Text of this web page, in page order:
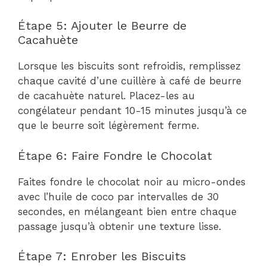
Étape 5: Ajouter le Beurre de
Cacahuète
Lorsque les biscuits sont refroidis, remplissez
chaque cavité d’une cuillère à café de beurre
de cacahuète naturel. Placez-les au
congélateur pendant 10-15 minutes jusqu’à ce
que le beurre soit légèrement ferme.
Étape 6: Faire Fondre le Chocolat
Faites fondre le chocolat noir au micro-ondes
avec l’huile de coco par intervalles de 30
secondes, en mélangeant bien entre chaque
passage jusqu’à obtenir une texture lisse.
Étape 7: Enrober les Biscuits